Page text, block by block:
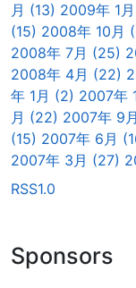
月 (13) 2009年 1
(15) 2008年 10月
2008年 7月 (25)
2008年 4月 (22)
年 1月 (2) 2007年
月 (22) 2007年 9
(15) 2007年 6月
2007年 3月 (27)
RSS1.0
Sponsors